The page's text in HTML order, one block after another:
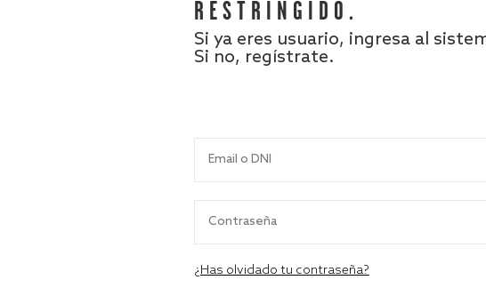
RESTRINGIDO.
Si ya eres usuario, ingresa al
Si no, regístrate.
¿Has olvidado tu contraseña?